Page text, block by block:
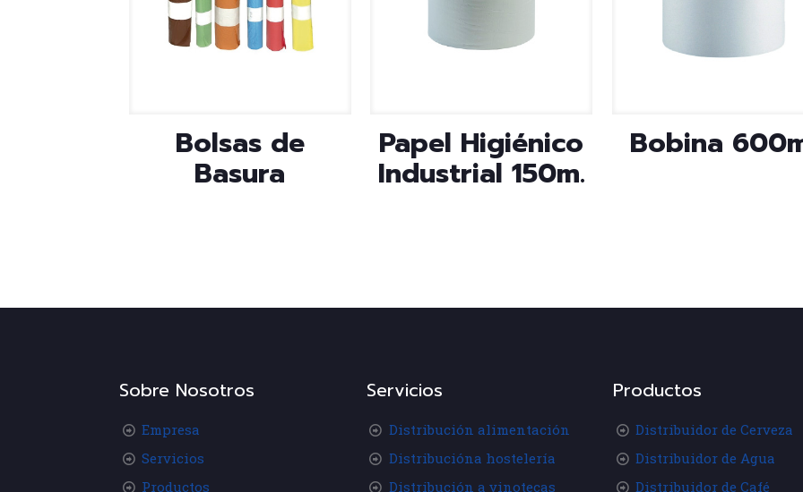
Bolsas de
Basura
Papel Higiénico
Industrial 150m.
Bobina
Sobre Nosotros
Empresa
Servicios
Productos
Servicios
Distribución alimentación
Distribucióna hostelería
Distribución a vinotecas
Productos
Distribuidor de Cerveza
Distribuidor de Agua
Distribuidor de Café